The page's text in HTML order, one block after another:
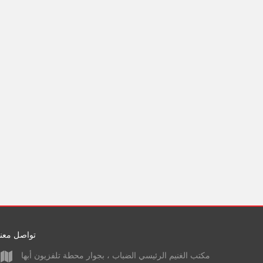
تواصل
مكتب الغنيم الرئيسي الضباب ، بجوار محطة تلفزيون أبها